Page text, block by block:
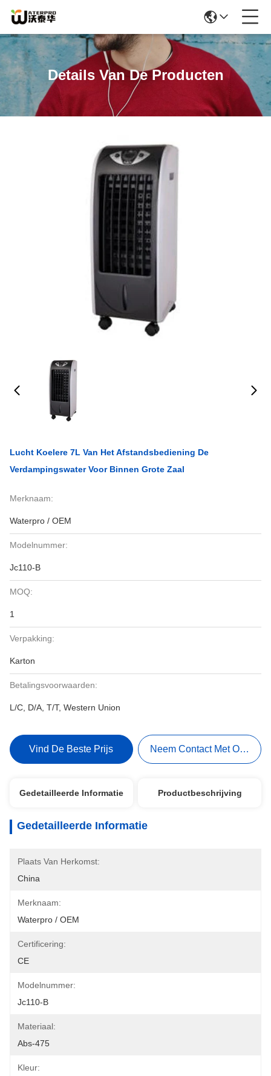
Details Van De Producten
Lucht Koelere 7L Van Het Afstandsbediening De
Verdampingswater Voor Binnen Grote Zaal
Merknaam:
Waterpro / OEM
Modelnummer:
Jc110-B
MOQ:
1
Verpakking:
Karton
Betalingsvoorwaarden:
L/C, D/A, T/T, Western Union
Vind De Beste Prijs Neem Contact Met Ons Op
Gedetailleerde Informatie Productbeschrijving
Gedetailleerde Informatie
Plaats Van Herkomst:
China
Merknaam:
Waterpro / OEM
Certificering:
CE
Modelnummer:
Jc110-B
Materiaal:
Abs-475
Kleur: